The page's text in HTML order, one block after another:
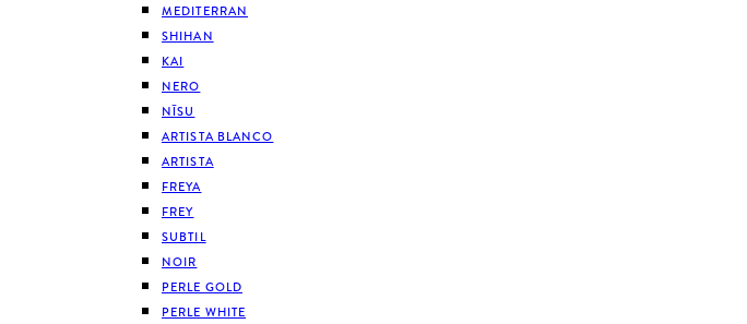
MEDITERRAN
SHIHAN
KAI
NERO
NĪSU
ARTISTA BLANCO
ARTISTA
FREYA
FREY
SUBTIL
NOIR
PERLE GOLD
PERLE WHITE